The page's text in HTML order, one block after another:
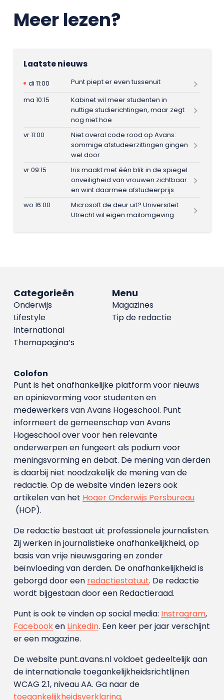
Meer lezen?
Laatste nieuws
di 11:00
Punt piept er even tussenuit
ma 10:15
Kabinet wil meer studenten in
nuttige studierichtingen, maar zegt
nog niet hoe
vr 11:00
Niet overal code rood op Avans:
sommige afstudeerzittingen gingen
wel door
vr 09:15
Iris maakt met één blik in de spiegel
onveiligheid van vrouwen zichtbaar
en wint daarmee afstudeerprijs
wo 16:00
Microsoft de deur uit? Universiteit
Utrecht wil eigen mailomgeving
Menu
Magazines
Tip de redactie
Categorieën
Onderwijs
Lifestyle
International
Themapagina’s
Colofon
Punt is het onafhankelijke platform voor nieuws
en opinievorming voor studenten en
medewerkers van Avans Hoge­school. Punt
informeert de gemeenschap van Avans
Hogeschool over voor hen relevante
onderwerpen en fungeert als podium voor
meningsvorming en debat. De mening van derden
is daarbij niet noodzakelijk de mening van de
redactie. Op de website vinden lezers ook
artikelen van het Hoger Onderwijs Persbureau
(HOP).
De redactie bestaat uit professionele journalisten.
Zij werken in journalistieke onafhankelijkheid, op
basis van vrije nieuwsgaring en zonder
beïnvloeding van derden. De onafhankelijkheid is
geborgd door een redactiestatuut. De redactie
wordt bijgestaan door een Redactieraad.
Punt is ook te vinden op social media: Instragram,
Facebooken LinkedIn. Een keer per jaar verschijnt
er een magazine.
De website punt.avans.nl voldoet gedeeltelijk aan
de internationale toegankelijkheidsrichtlijnen
WCAG 2.1, niveau AA. Ga naar de
toegankelijkheidsverklaring.